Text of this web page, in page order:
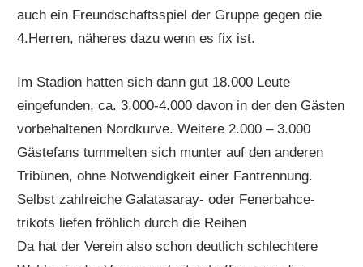
auch ein Freundschaftsspiel der Gruppe gegen die
4.Herren, näheres dazu wenn es fix ist.
Im Stadion hatten sich dann gut 18.000 Leute
eingefunden, ca. 3.000-4.000 davon in der den Gästen
vorbehaltenen Nordkurve. Weitere 2.000 – 3.000
Gästefans tummelten sich munter auf den anderen
Tribünen, ohne Notwendigkeit einer Fantrennung.
Selbst zahlreiche Galatasaray- oder Fenerbahce-
trikots liefen fröhlich durch die Reihen
Da hat der Verein also schon deutlich schlechtere